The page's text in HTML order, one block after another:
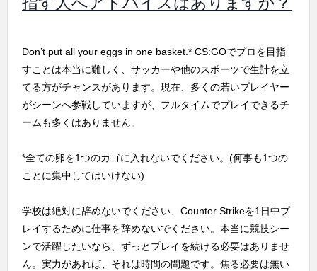
Don’t put all your eggs in one basket.* CS:GOでプロを目指
すことは本当に難しく、サッカーや他のスポーツで生計を立
てる方がチャンスがあります。現在、多くの若いプレイヤー
がシーンへ参戦していますが、フルタイムでプレイできるチ
ームも多くはありません。
*全ての卵を1つのカゴに入れないでください。(何事も1つの
ことに集中してはいけない)
学校は絶対に辞めないでください、Counter Strikeを1日中プ
レイするために仕事を辞めないでください。本当に競技シー
ンで活躍したいなら、ずっとプレイを続ける必要はありませ
ん。実力があれば、それは時間の問題です。焦る必要は無い